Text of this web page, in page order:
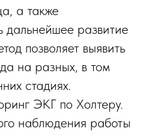
а также
дальнейшее развитие
позволяет выявить
на разных, в том
стадиях.
ЭКГ по Холтеру.
наблюдения работы